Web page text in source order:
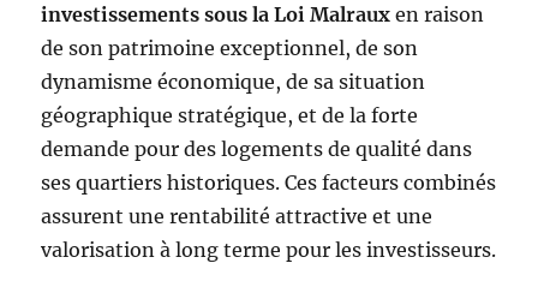
investissements sous la Loi Malraux en raison
de son patrimoine exceptionnel, de son
dynamisme économique, de sa situation
géographique stratégique, et de la forte
demande pour des logements de qualité dans
ses quartiers historiques. Ces facteurs combinés
assurent une rentabilité attractive et une
valorisation à long terme pour les investisseurs.